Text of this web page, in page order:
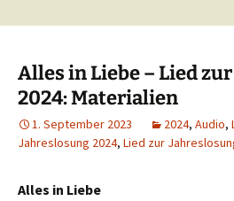
Alles in Liebe – Lied
2024: Materialien
1. September 2023 2024, Audio,
Jahreslosung 2024, Lied zur
Alles in Liebe